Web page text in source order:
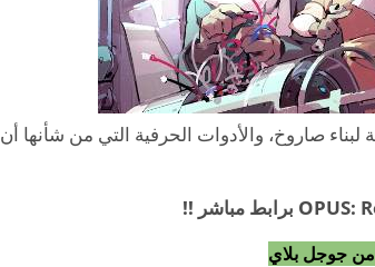
لبناء صاروخ، والأدوات الحرفية التي من شأنها أن
من جوجل بلاي